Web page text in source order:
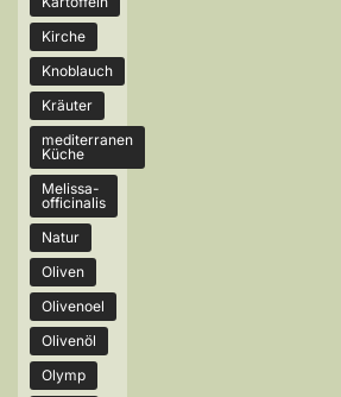
Kirche
Knoblauch
Kräuter
mediterranen
Küche
Melissa-
officinalis
Natur
Oliven
Olivenoel
Olivenöl
Olymp